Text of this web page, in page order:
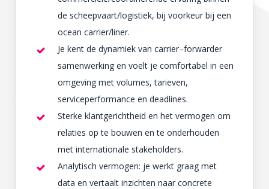
de scheepvaart/logistiek, bij voorkeur bij een
ocean carrier/liner.
Je kent de dynamiek van carrier–forwarder
samenwerking en voelt je comfortabel in een
omgeving met volumes, tarieven,
serviceperformance en deadlines.
Sterke klantgerichtheid en het vermogen om
relaties op te bouwen en te onderhouden
met internationale stakeholders.
Analytisch vermogen: je werkt graag met
data en vertaalt inzichten naar concrete